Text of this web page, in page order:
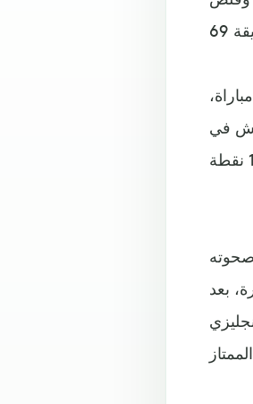
ويملك تشلسي -الذي هتف مشجعوه باسم إبراموفيتش خلال اللقاء- 56 نقطة من 27 مباراة،
في
بعد
الإنجليزي